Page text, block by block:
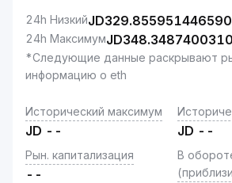
24h НизкийJD
24h МаксимумJD
*Следующие данные раскрывают
информацию о eth
Исторический максимум
JD -- JD --
Рын. капитализация
--
В